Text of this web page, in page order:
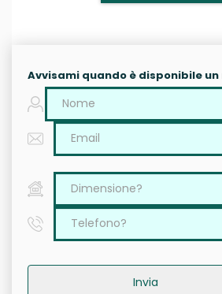
Avvisami quando è disponibile un
Invia